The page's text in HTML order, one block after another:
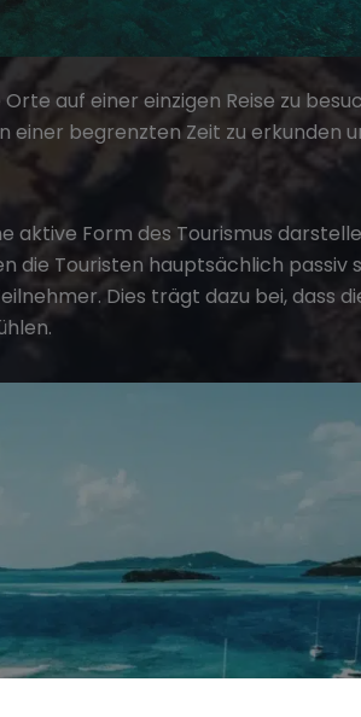
auf einer einzigen Reise zu
begrenzten Zeit zu erkunden
aktive Form des Tourismus
die Touristen hauptsächlich passiv
Dies trägt dazu bei, dass